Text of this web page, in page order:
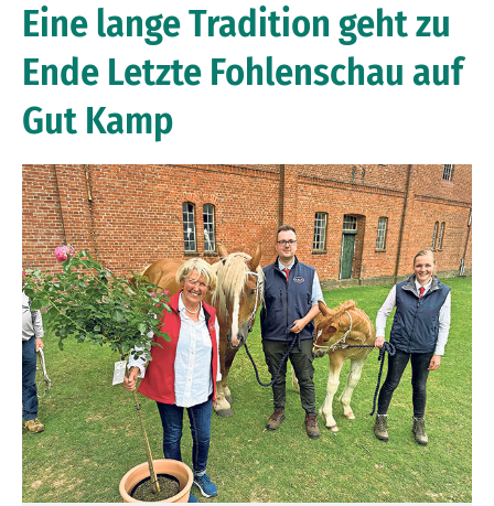
Eine lange Tradition geht zu
Ende Letzte Fohlenschau auf
Gut Kamp